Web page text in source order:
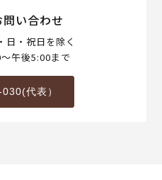
い合わせ
日・祝日を除く
午後5:00まで
代表）